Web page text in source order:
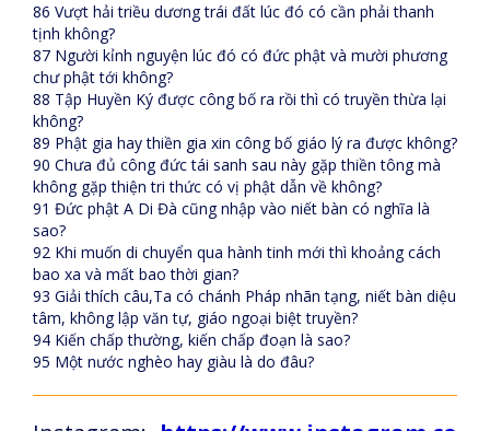
86 Vượt hải triều dương trái đất lúc đó có cần phải thanh
tịnh không?
87 Người kỉnh nguyện lúc đó có đức phật và mười phương
chư phật tới không?
88 Tập Huyền Ký được công bố ra rồi thì có truyền thừa lại
không?
89 Phật gia hay thiền gia xin công bố giáo lý ra được không?
90 Chưa đủ công đức tái sanh sau này gặp thiền tông mà
không gặp thiện tri thức có vị phật dẫn về không?
91 Đức phật A Di Đà cũng nhập vào niết bàn có nghĩa là
sao?
92 Khi muốn di chuyển qua hành tinh mới thì khoảng cách
bao xa và mất bao thời gian?
93 Giải thích câu,Ta có chánh Pháp nhãn tạng, niết bàn diệu
tâm, không lập văn tự, giáo ngoại biệt truyền?
94 Kiến chấp thường, kiến chấp đoạn là sao?
95 Một nước nghèo hay giàu là do đâu?